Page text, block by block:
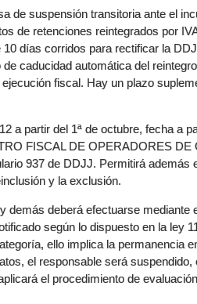
de suspensión transitoria ante el
de retenciones reintegrados por
10 días corridos para rectificar la
caducidad automática del
fiscal. Hay un plazo
a partir del 1ª de octubre, fecha a
FISCAL DE OPERADORES DE
937 de DDJJ. Permitirá además
y la exclusión.
demás deberá efectuarse mediante
según lo dispuesto en la ley
ello implica la permanencia
el responsable será
el procedimiento de